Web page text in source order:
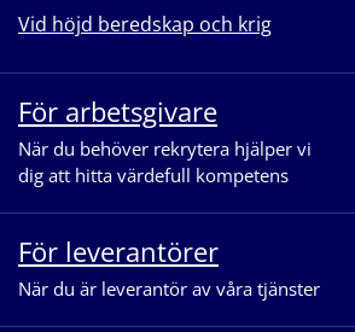
Vid höjd beredskap och krig
För arbetsgivare
När du behöver rekrytera hjälper vi
dig att hitta värdefull kompetens
För leverantörer
När du är leverantör av våra tjänster